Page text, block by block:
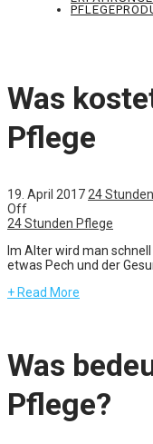
Was
Pflege
19. April 2017 24
Off
24 Stunden Pflege
Im Alter wird man
etwas Pech und der
+ Read More
Was
Pflege?